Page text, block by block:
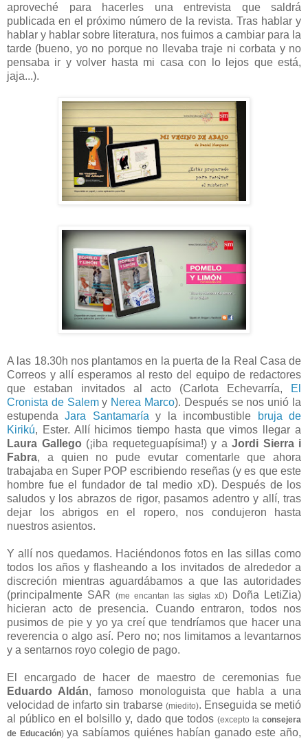
aproveché para hacerles una entrevista que saldrá
publicada en el próximo número de la revista. Tras hablar y
hablar y hablar sobre literatura, nos fuimos a cambiar para la
tarde (bueno, yo no porque no llevaba traje ni corbata y no
pensaba ir y volver hasta mi casa con lo lejos que está,
jaja...).
A las 18.30h nos plantamos en la puerta de la Real Casa de
Correos y allí esperamos al resto del equipo de redactores
que estaban invitados al acto (Carlota Echevarría,
El
Cronista de Salemy Nerea Marco). Después se nos unió la
estupendaJara Santamaría y la incombustible
bruja de
Kirikú, Ester. Allí hicimos tiempo hasta que vimos llegar a
Laura Gallego (¡iba requeteguapísima!) y a Jordi Sierra i
Fabra, a quien no pude evutar comentarle que ahora
trabajaba en Super POP escribiendo reseñas (y es que este
hombre fue el fundador de tal medio xD). Después de los
saludos y los abrazos de rigor, pasamos adentro y allí, tras
dejar los abrigos en el ropero, nos condujeron hasta
nuestros asientos.
Y allí nos quedamos. Haciéndonos fotos en las sillas como
todos los años y flasheando a los invitados de alrededor a
discreción mientras aguardábamos a que las autoridades
(principalmente SAR (me encantan las siglas xD)
Doña LetiZia)
hicieran acto de presencia. Cuando entraron, todos nos
pusimos de pie y yo ya creí que tendríamos que hacer una
reverencia o algo así. Pero no; nos limitamos a levantarnos
y a sentarnos royo colegio de pago.
El encargado de hacer de maestro de ceremonias fue
Eduardo Aldán, famoso monologuista que habla a una
velocidad de infarto sin trabarse (miedito). Enseguida se metió
al público en el bolsillo y, dado que todos (excepto laconsejera
de Educación)ya sabíamos quiénes habían ganado este año,